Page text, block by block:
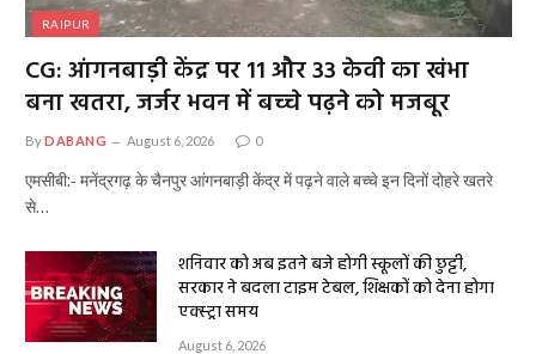
RAIPUR
CG: आंगनबाड़ी केंद्र पर 11 और 33 केवी का खंभा
बना खतरा, जर्जर भवन में बच्चे पढ़ने को मजबूर
ByDABANG August 6, 2026 0
एमसीबी:- मनेंद्रगढ़ के चैनपुर आंगनबाड़ी केंद्र में पढ़ने वाले बच्चे इन दिनों दोहरे खतरे
से…
शनिवार को अब इतने बजे होगी स्कूलों की छुट्टी,
सरकार ने बदला टाइम टेबल, शिक्षकों को देना होगा
एक्स्ट्रा समय
August 6, 2026